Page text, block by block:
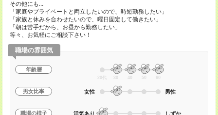
その他にも...
「家庭やプライベートと両立したいので、時短勤務したい」
「家族と休みを合わせたいので、曜日固定して働きたい」
「朝は苦手だから、お昼から勤務したい」
等々、お気軽にご相談下さい！
職場の雰囲気
年齢層
20代 30 40 50 60
男女比率 女性 男性
職場の様子 活気あり しずか